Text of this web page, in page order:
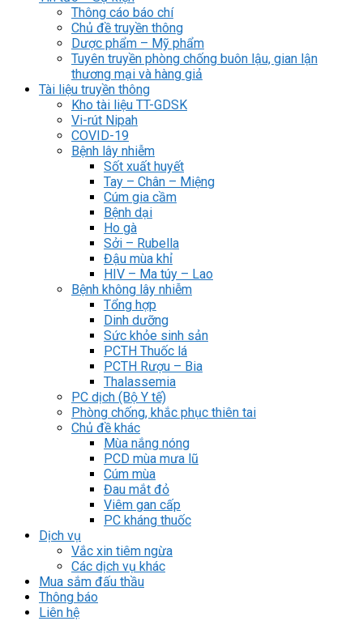
Thông cáo báo chí
Chủ đề truyền thông
Dược phẩm – Mỹ phẩm
Tuyên truyền phòng chống buôn lậu, gian lận
thương mại và hàng giả
Tài liệu truyền thông
Kho tài liệu TT-GDSK
Vi-rút Nipah
COVID-19
Bệnh lây nhiễm
Sốt xuất huyết
Tay – Chân – Miệng
Cúm gia cầm
Bệnh dại
Ho gà
Sởi – Rubella
Đậu mùa khỉ
HIV – Ma túy – Lao
Bệnh không lây nhiễm
Tổng hợp
Dinh dưỡng
Sức khỏe sinh sản
PCTH Thuốc lá
PCTH Rượu – Bia
Thalassemia
PC dịch (Bộ Y tế)
Phòng chống, khắc phục thiên tai
Chủ đề khác
Mùa nắng nóng
PCD mùa mưa lũ
Cúm mùa
Đau mắt đỏ
Viêm gan cấp
PC kháng thuốc
Dịch vụ
Vắc xin tiêm ngừa
Các dịch vụ khác
Mua sắm đấu thầu
Thông báo
Liên hệ